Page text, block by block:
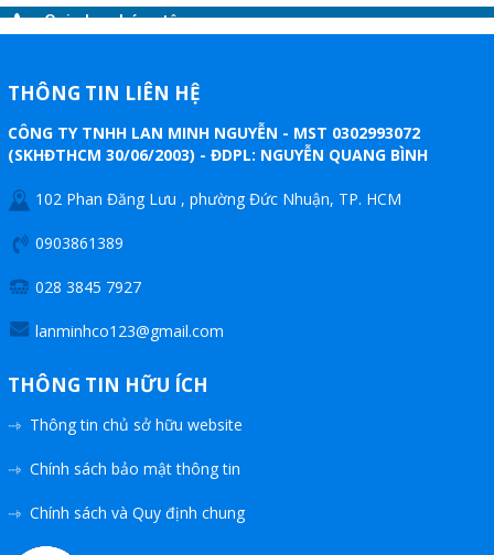
THÔNG TIN LIÊN HỆ
CÔNG TY TNHH LAN MINH NGUYỄN - MST 0302993072
(SKHĐTHCM 30/06/2003) - ĐDPL: NGUYỄN QUANG BÌNH
102 Phan Đăng Lưu , phường Đức Nhuận, TP. HCM
0903861389
028 3845 7927
lanminhco123@gmail.com
THÔNG TIN HỮU ÍCH
Thông tin chủ sở hữu website
Chính sách bảo mật thông tin
Chính sách và Quy định chung
Gọi cho chúng tôi
Nhắn tin
Mail